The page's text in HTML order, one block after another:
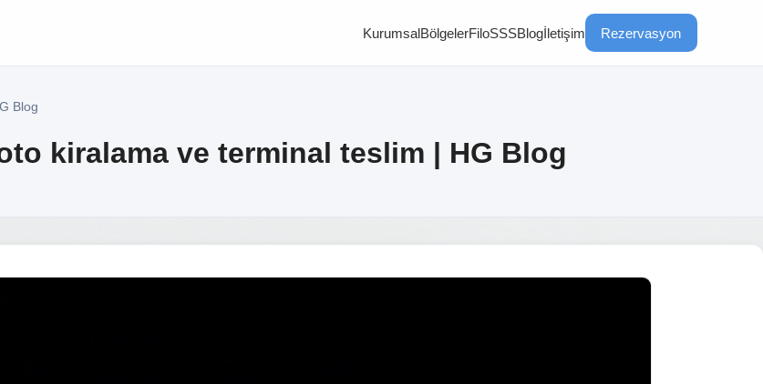
KurumsalBölgelerFiloSSSBlogİletişim Rezervasyon
Blog
kiralama ve terminal teslim | HG Blog